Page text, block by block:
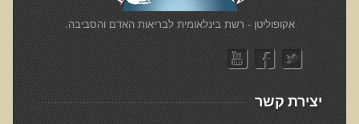
Anti-Inflammatory Diet
Top Foods for Optimal Health, Longevity, & Detoxification
The Truth About Proteins
Healthy Living
​אקופוליטן - רשת בינלאומית לבריאות האדם והסביבה.
יצירת קשר